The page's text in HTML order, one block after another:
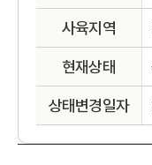
사육지역
현재상태
상태변경일자